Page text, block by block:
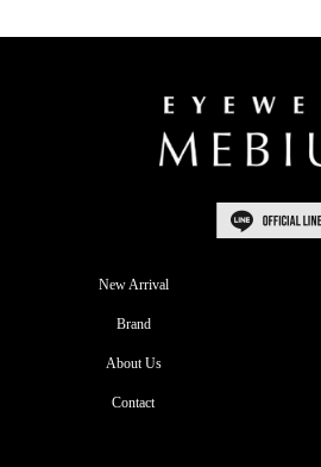
New Arrival
Brand
About Us
Contact